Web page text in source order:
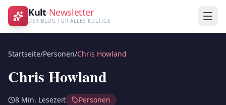
Kult-Newsletter
DER BLOG FÜR ALLES KULTIGE
Startseite/Personen/Chris Howland
Chris Howland
8 Min. Lesezeit Personen